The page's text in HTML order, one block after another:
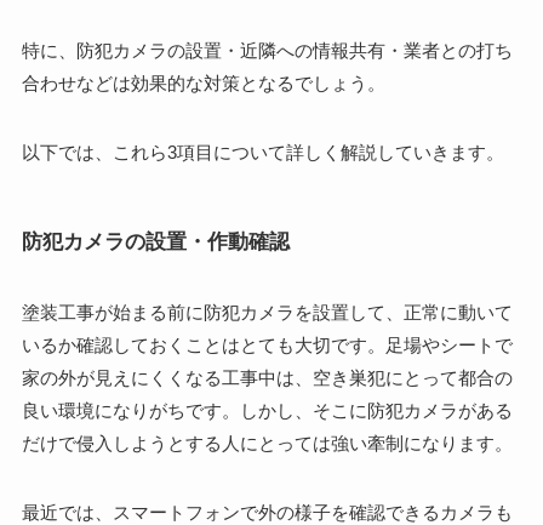
特に、防犯カメラの設置・近隣への情報共有・業者との打ち
合わせなどは効果的な対策となるでしょう。
以下では、これら3項目について詳しく解説していきます。
防犯カメラの設置・作動確認
塗装工事が始まる前に防犯カメラを設置して、正常に動いて
いるか確認しておくことはとても大切です。足場やシートで
家の外が見えにくくなる工事中は、空き巣犯にとって都合の
良い環境になりがちです。しかし、そこに防犯カメラがある
だけで侵入しようとする人にとっては強い牽制になります。
最近では、スマートフォンで外の様子を確認できるカメラも